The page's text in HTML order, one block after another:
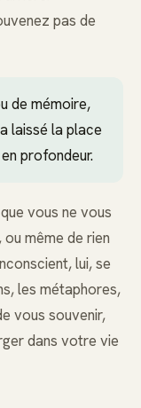
pas de
de mémoire,
laissé la place
profondeur.
vous ne vous
même de rien
lui, se
les métaphores,
vous souvenir,
dans votre vie